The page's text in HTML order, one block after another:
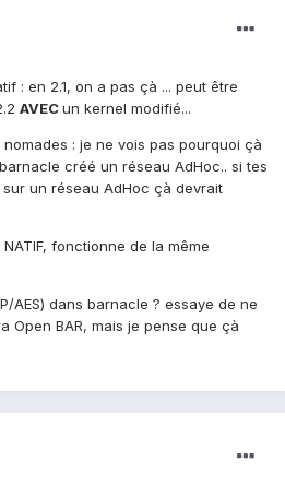
: en 2.1, on a pas çà ... peut être
AVECun kernel modifié...
: je ne vois pas pourquoi çà
créé un réseau AdHoc.. si tes
un réseau AdHoc çà devrait
fonctionne de la même
AES) dans barnacle ? essaye de ne
Open BAR, mais je pense que çà